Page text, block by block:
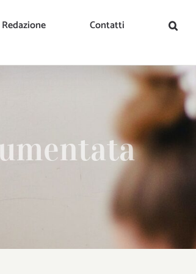
Redazione Contatti